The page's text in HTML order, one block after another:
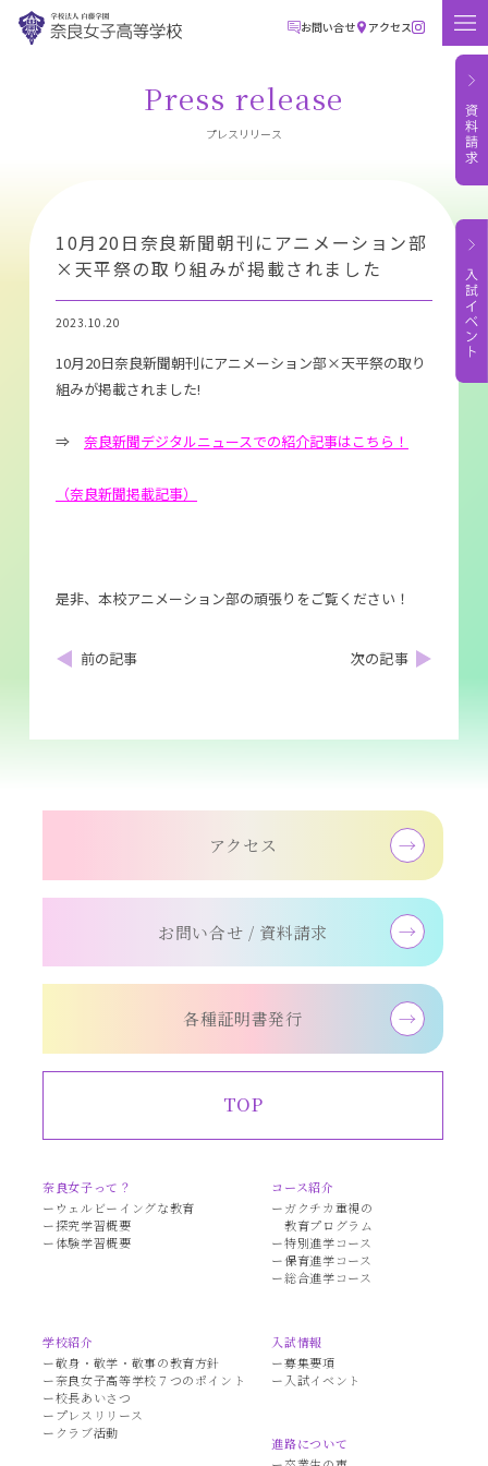
お問い合せ アクセス
Press release
プレスリリース
10月20日奈良新聞朝刊にアニメーション部
×天平祭の取り組みが掲載されました
2023.10.20
10月20日奈良新聞朝刊にアニメーション部×天平祭の取り
組みが掲載されました!
⇒ 奈良新聞デジタルニュースでの紹介記事はこちら！
（奈良新聞掲載記事）
是非、本校アニメーション部の頑張りをご覧ください！
TOP
奈良女子って？
ウェルビーイングな教育
探究学習概要
体験学習概要
コース紹介
ガクチカ重視の
教育プログラム
特別進学コース
保育進学コース
総合進学コース
学校紹介
敬身・敬学・敬事の教育方針
奈良女子高等学校７つのポイント
校長あいさつ
プレスリリース
クラブ活動
入試情報
募集要項
入試イベント
進路について
アクセス
お問い合せ / 資料請求
各種証明書発行